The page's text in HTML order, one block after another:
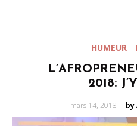
HUMEUR
2018:
Posted
mars 14, 2018 by